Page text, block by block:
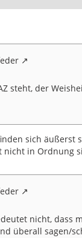
steht, der
sich äußerst
nicht in Ordnung
nicht, dass
überall sagen/